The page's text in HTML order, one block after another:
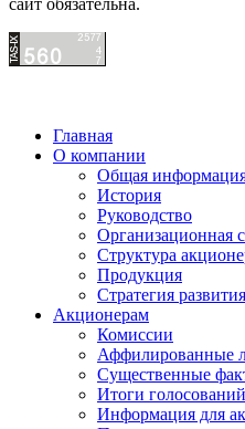
Главная
О компании
Общая
История
Руководство
Организационная
Структура
Продукция
Стратегия
Акционерам
Комиссии
Аффилированные
Существенные
Итоги голосований
Информация для